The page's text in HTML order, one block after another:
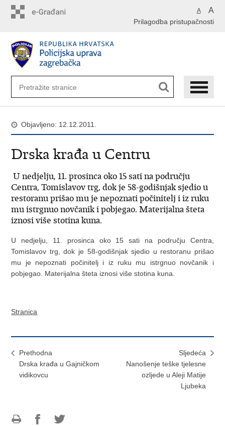
A A
Prilagodba pristupačnosti
Objavljeno: 12.12.2011.
Drska krađa u Centru
U nedjelju, 11. prosinca oko 15 sati na području
Centra, Tomislavov trg, dok je 58-godišnjak sjedio u
restoranu prišao mu je nepoznati počinitelj i iz ruku
mu istrgnuo novčanik i pobjegao. Materijalna šteta
iznosi više stotina kuna.
U nedjelju, 11. prosinca oko 15 sati na području Centra,
Tomislavov trg, dok je 58-godišnjak sjedio u restoranu prišao
mu je nepoznati počinitelj i iz ruku mu istrgnuo novčanik i
pobjegao. Materijalna šteta iznosi više stotina kuna.
Stranica
Prethodna
Drska krađa u Gajničkom
vidikovcu
Sljedeća
Nanošenje teške tjelesne
ozljede u Aleji Matije
Ljubeka